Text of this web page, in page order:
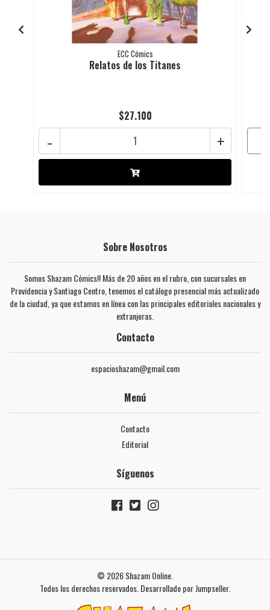
ECC Cómics
Relatos de los Titanes
$27.100
+
-
Sobre Nosotros
Somos Shazam Cómics!! Más de 20 años en el rubro, con sucursales en
Providencia y Santiago Centro, tenemos el catálogo presencial más actualizado
de la ciudad, ya que estamos en línea con las principales editoriales nacionales y
extranjeras.
Contacto
espacioshazam@gmail.com
Menú
Contacto
Editorial
Síguenos
© 2026 Shazam Online.
Todos los derechos reservados. Desarrollado por Jumpseller.